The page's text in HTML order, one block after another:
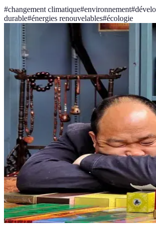
#changement climatique#environnement#
durable#énergies renouvelables#écologie